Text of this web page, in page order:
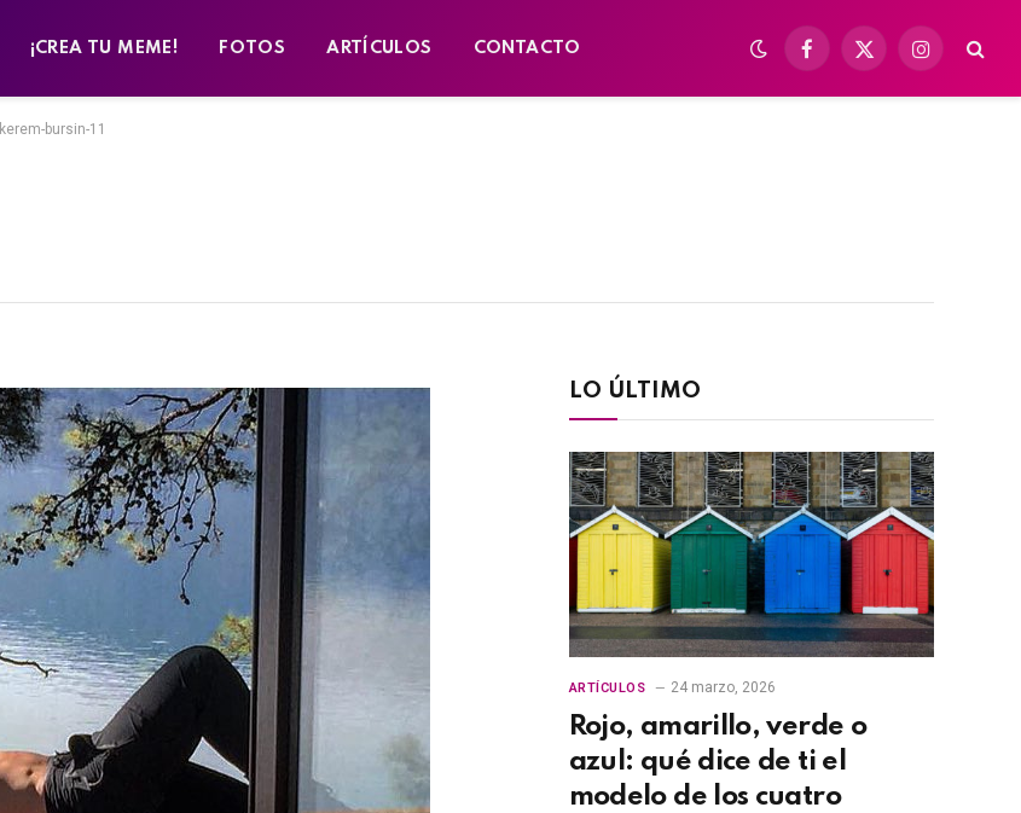
¡CREA TU MEME! FOTOS ARTÍCULOS CONTACTO
Facebook
X
Instagram
kerem-bursin-11
LO ÚLTIMO
ARTÍCULOS 24 marzo, 2026
Rojo, amarillo, verde o
azul: qué dice de ti el
modelo de los cuatro